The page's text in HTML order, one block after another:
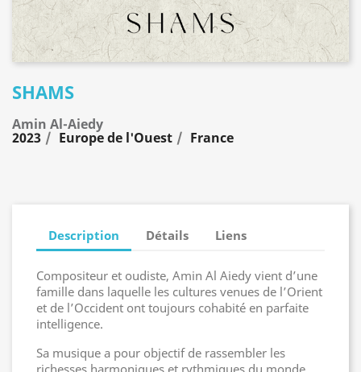
SHAMS
Amin Al-Aiedy
2023 Europe de l'Ouest France
Description Détails Liens
Compositeur et oudiste, Amin Al Aiedy vient d’une
famille dans laquelle les cultures venues de l’Orient
et de l’Occident ont toujours cohabité en parfaite
intelligence.
Sa musique a pour objectif de rassembler les
richesses harmoniques et rythmiques du monde